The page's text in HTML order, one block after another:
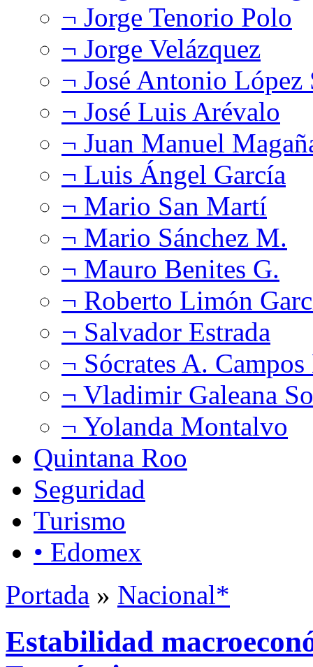
¬ Jorge Tenorio Polo
¬ Jorge Velázquez
¬ José Antonio López
¬ José Luis Arévalo
¬ Juan Manuel
¬ Luis Ángel García
¬ Mario San Martí
¬ Mario Sánchez M.
¬ Mauro Benites G.
¬ Roberto Limón
¬ Salvador Estrada
¬ Sócrates A.
¬ Vladimir Galeana
¬ Yolanda Montalvo
Quintana Roo
Seguridad
Turismo
• Edomex
Portada » Nacional*
Estabilidad